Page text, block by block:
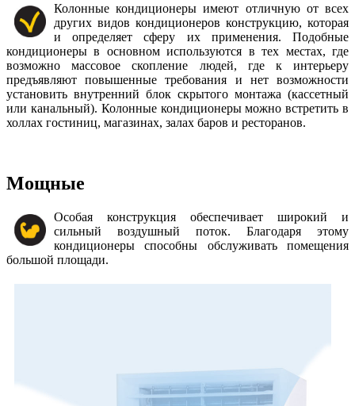
Колонные кондиционеры имеют отличную от всех
других видов кондиционеров конструкцию, которая
и определяет сферу их применения. Подобные
кондиционеры в основном используются в тех местах, где
возможно массовое скопление людей, где к интерьеру
предъявляют повышенные требования и нет возможности
установить внутренний блок скрытого монтажа (кассетный
или канальный). Колонные кондиционеры можно встретить в
холлах гостиниц, магазинах, залах баров и ресторанов.
Мощные
Особая конструкция обеспечивает широкий и
сильный воздушный поток. Благодаря этому
кондиционеры способны обслуживать помещения
большой площади.